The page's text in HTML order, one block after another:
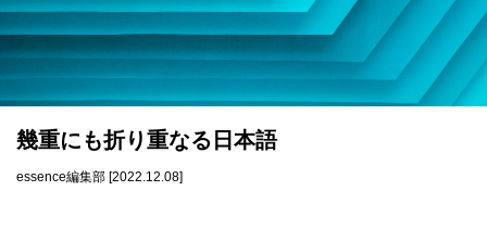
会員コンテンツ
datum house について 利用規約
運営会社 個人情報保護方針
会員登録
幾重にも折り重なる日本語
essence編集部 [2022.12.08]